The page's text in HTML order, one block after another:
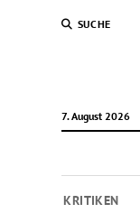
SUCHE
7. August 2026
KRITIKEN